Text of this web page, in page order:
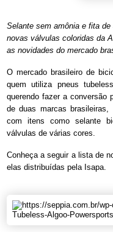
Selante sem amônia e fita
novas válvulas coloridas da
as novidades do mercado
O mercado brasileiro de
quem utiliza pneus
querendo fazer a conversão
de duas marcas brasileiras,
com itens como selante
válvulas de várias cores.
Conheça a seguir a lista de
elas distribuídas pela Isapa.